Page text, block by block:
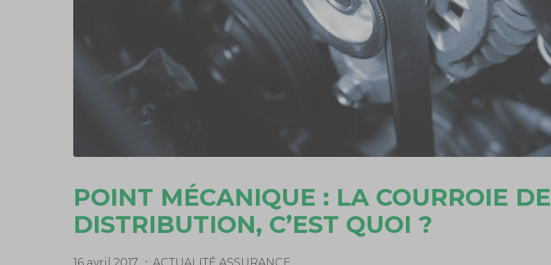
POINT MÉCANIQUE : LA COURROIE DE
DISTRIBUTION, C’EST QUOI ?